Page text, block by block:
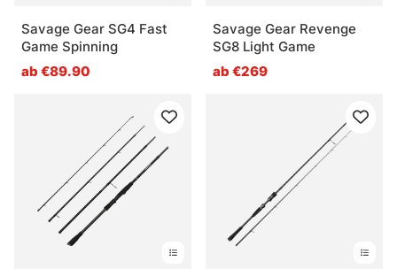
Savage Gear SG4 Fast
Game Spinning
ab €89.90
Savage Gear Revenge
SG8 Light Game
ab €269